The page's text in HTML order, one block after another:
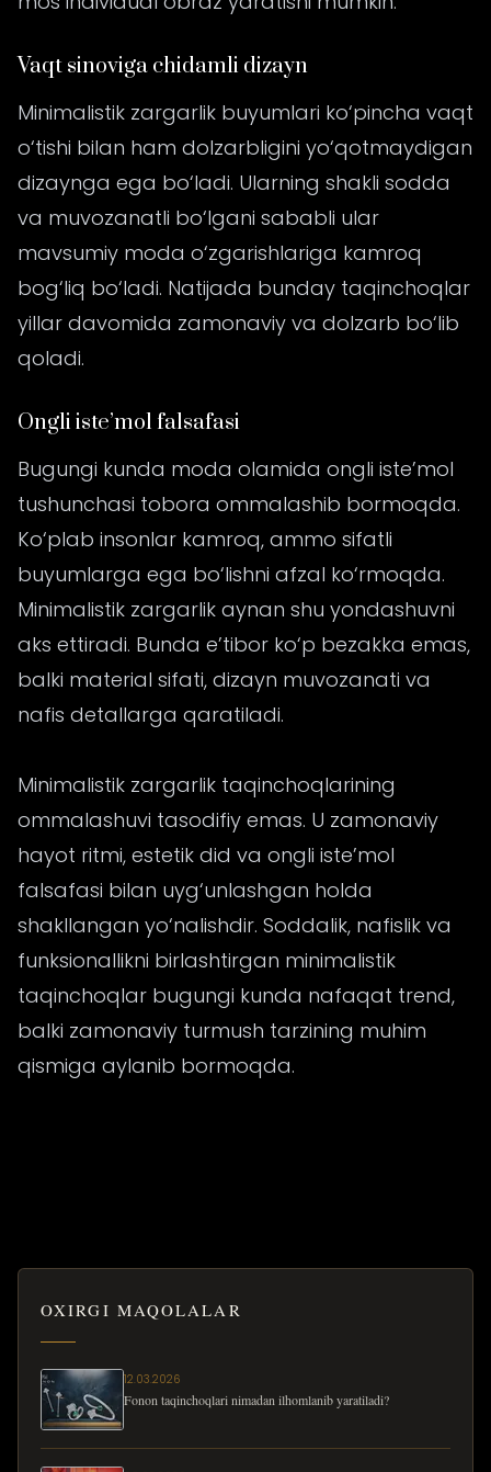
Vaqt sinoviga chidamli dizayn
Minimalistik zargarlik buyumlari ko‘pincha vaqt
o‘tishi bilan ham dolzarbligini yo‘qotmaydigan
dizaynga ega bo‘ladi. Ularning shakli sodda
va muvozanatli bo‘lgani sababli ular
mavsumiy moda o‘zgarishlariga kamroq
bog‘liq bo‘ladi. Natijada bunday taqinchoqlar
yillar davomida zamonaviy va dolzarb bo‘lib
qoladi.
Ongli iste’mol falsafasi
Bugungi kunda moda olamida ongli iste’mol
tushunchasi tobora ommalashib bormoqda.
Ko‘plab insonlar kamroq, ammo sifatli
buyumlarga ega bo‘lishni afzal ko‘rmoqda.
Minimalistik zargarlik aynan shu yondashuvni
aks ettiradi. Bunda e’tibor ko‘p bezakka emas,
balki material sifati, dizayn muvozanati va
nafis detallarga qaratiladi.
Minimalistik zargarlik taqinchoqlarining
ommalashuvi tasodifiy emas. U zamonaviy
hayot ritmi, estetik did va ongli iste’mol
falsafasi bilan uyg‘unlashgan holda
shakllangan yo‘nalishdir. Soddalik, nafislik va
funksionallikni birlashtirgan minimalistik
taqinchoqlar bugungi kunda nafaqat trend,
balki zamonaviy turmush tarzining muhim
qismiga aylanib bormoqda.
OXIRGI MAQOLALAR
12.03.2026
Fonon taqinchoqlari nimadan ilhomlanib yaratiladi?